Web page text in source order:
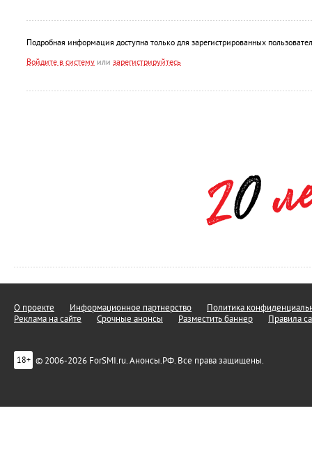
Подробная информация доступна только для зарегистрированных
Войдите в систему или зарегистрируйтесь
О проекте Информационное партнерство
Политика
Реклама на сайте
Срочные анонсы Разместить баннер Правила
18+ © 2006-2026 ForSMI.ru. Анонсы.РФ. Все права защищены.